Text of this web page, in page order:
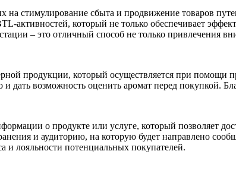
стимулирование сбыта и продвижение товаров
активностей, который не только обеспечивает
– это отличный способ не только
продукции, который осуществляется при помощи
дать возможность оценить аромат перед покупкой.
о продукте или услуге, который позволяет
и аудиторию, на которую будет направлено
и лояльности потенциальных покупателей.